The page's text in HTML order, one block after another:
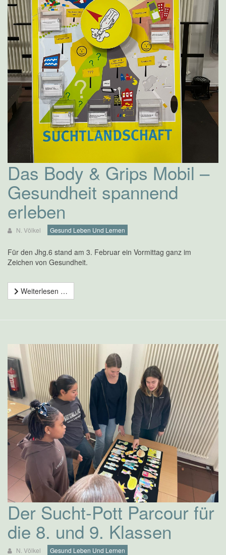
Das Body & Grips Mobil –
Gesundheit spannend
erleben
N. Völkel Gesund Leben Und Lernen
Für den Jhg.6 stand am 3. Februar ein Vormittag ganz im
Zeichen von Gesundheit.
Weiterlesen …
Der Sucht-Pott Parcour für
die 8. und 9. Klassen
N. Völkel Gesund Leben Und Lernen